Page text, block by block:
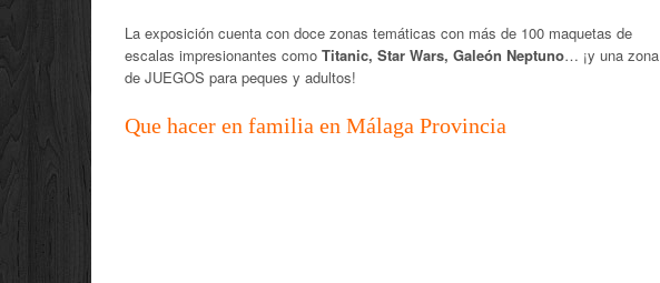
La exposición cuenta con doce zonas temáticas con más de 100 maquetas de
escalas impresionantes como Titanic, Star Wars, Galeón Neptuno… ¡y una zona
de JUEGOS para peques y adultos!
Que hacer en familia en Málaga Provincia